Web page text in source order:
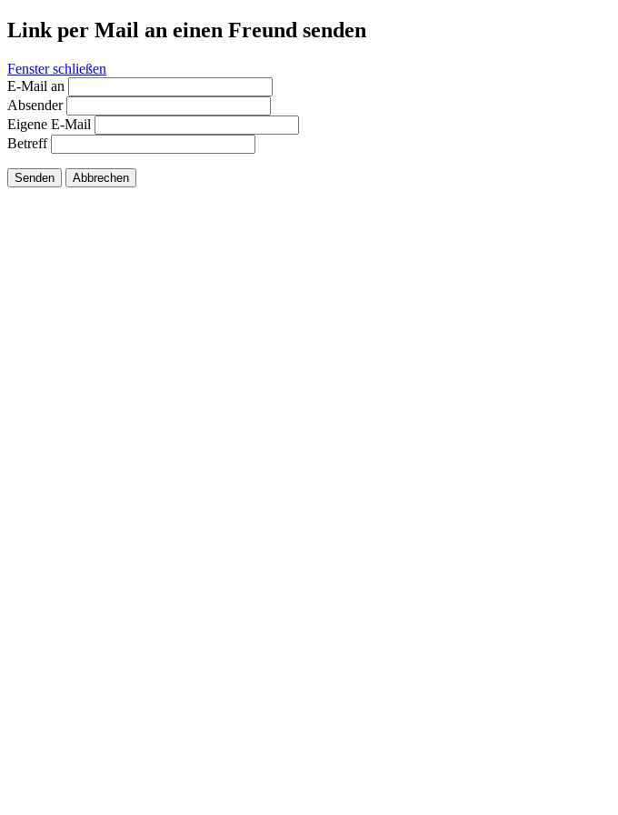
Link per Mail an einen Freund senden
Fenster schließen
E-Mail an
Absender
Eigene E-Mail
Betreff
Senden Abbrechen